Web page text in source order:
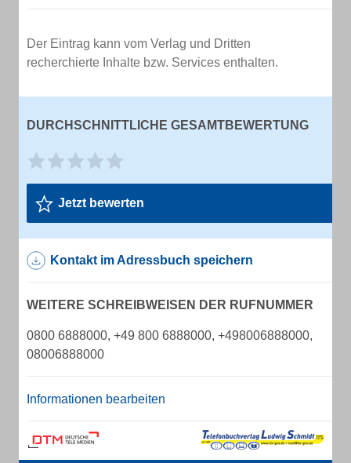
Der Eintrag kann vom Verlag und Dritten
recherchierte Inhalte bzw. Services enthalten.
DURCHSCHNITTLICHE GESAMTBEWERTUNG
Jetzt bewerten
Kontakt im Adressbuch speichern
WEITERE SCHREIBWEISEN DER RUFNUMMER
0800 6888000, +49 800 6888000, +498006888000,
08006888000
Informationen bearbeiten